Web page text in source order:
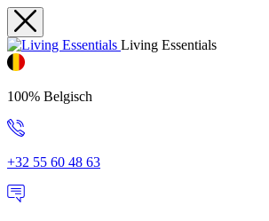
Living Essentials
100% Belgisch
+32 55 60 48 63